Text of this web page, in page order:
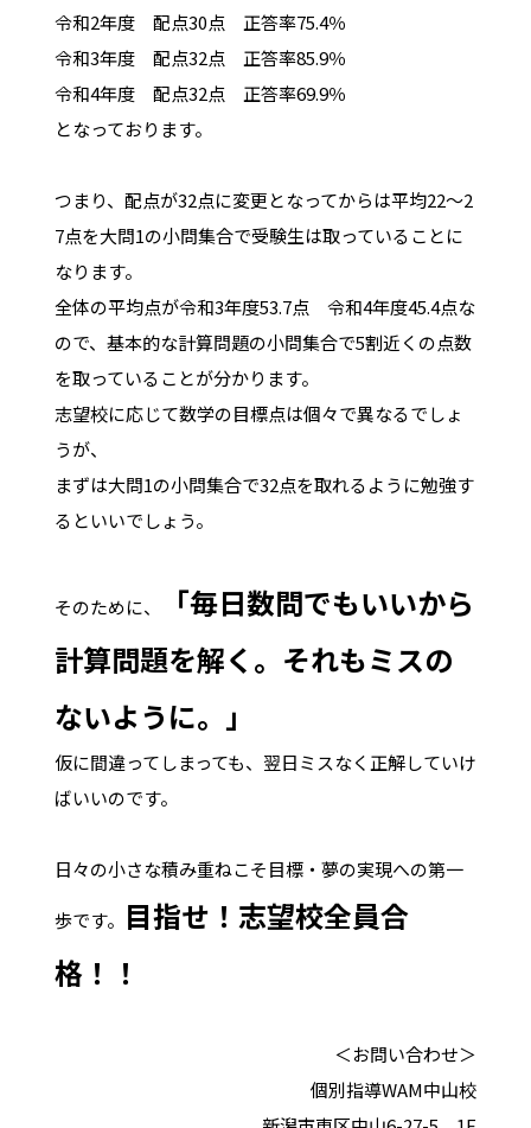
令和2年度 配点30点 正答率75.4％
令和3年度 配点32点 正答率85.9％
令和4年度 配点32点 正答率69.9％
となっております。
つまり、配点が32点に変更となってからは平均22～2
7点を大問1の小問集合で受験生は取っていることに
なります。
全体の平均点が令和3年度53.7点 令和4年度45.4点な
ので、基本的な計算問題の小問集合で5割近くの点数
を取っていることが分かります。
志望校に応じて数学の目標点は個々で異なるでしょ
うが、
まずは大問1の小問集合で32点を取れるように勉強す
るといいでしょう。
そのために、
「毎日数問でもいいから
計算問題を解く。それもミスの
ないように。」
仮に間違ってしまっても、翌日ミスなく正解していけ
ばいいのです。
日々の小さな積み重ねこそ目標・夢の実現への第一
歩です。 目指せ！志望校全員合
格！！
＜お問い合わせ＞
個別指導WAM中山校